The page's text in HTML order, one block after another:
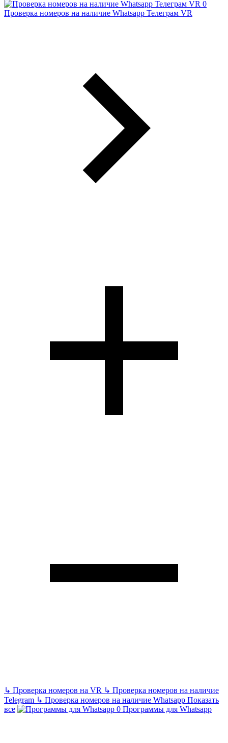
Проверка номеров на наличие Whatsapp Телеграм VR
↳ Проверка номеров на VR ↳ Проверка номеров на наличие
Telegram ↳ Проверка номеров на наличие Whatsapp Показать
все
Программы для Whatsapp